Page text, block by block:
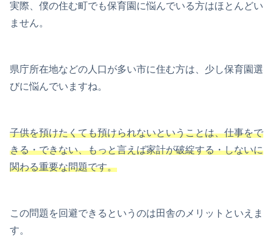
実際、僕の住む町でも保育園に悩んでいる方はほとんどい
ません。
県庁所在地などの人口が多い市に住む方は、少し保育園選
びに悩んでいますね。
子供を預けたくても預けられないということは、仕事をで
きる・できない、もっと言えば家計が破綻する・しないに
関わる重要な問題です。
この問題を回避できるというのは田舎のメリットといえま
す。